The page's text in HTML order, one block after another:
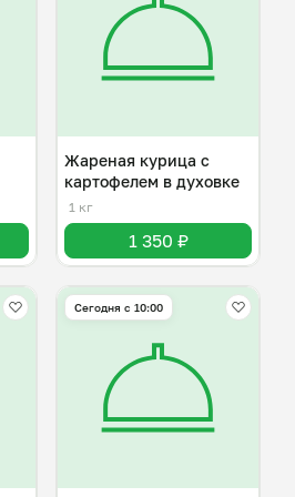
Жареная курица с
картофелем в духовке
1 кг
1 350 ₽
Сегодня с 10:00